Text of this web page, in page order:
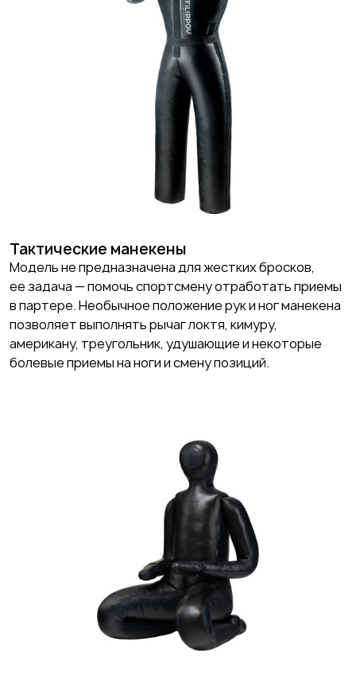
Тактические манекены
Модель не предназначена для жестких бросков,
ее задача — помочь спортсмену отработать приемы
в партере. Необычное положение рук и ног манекена
позволяет выполнять рычаг локтя, кимуру,
американу, треугольник, удушающие и некоторые
болевые приемы на ноги и смену позиций.